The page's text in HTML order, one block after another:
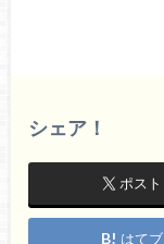
シェア！
ポスト
はてブ